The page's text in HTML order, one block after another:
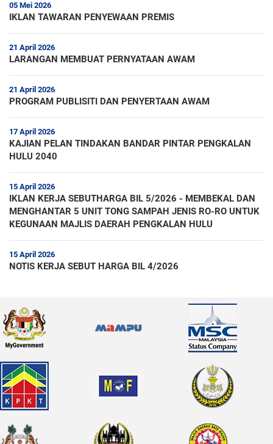
05 Mei 2026
IKLAN TAWARAN PENYEWAAN PREMIS
21 April 2026
LARANGAN MEMBUAT PERNYATAAN AWAM
21 April 2026
PROGRAM PUBLISITI DAN PENYERTAAN AWAM
17 April 2026
KAJIAN PELAN TINDAKAN BANDAR PINTAR PENGKALAN
HULU 2040
15 April 2026
IKLAN KERJA SEBUTHARGA BIL 5/2026 - MEMBEKAL DAN
MENGHANTAR 5 UNIT TONG SAMPAH JENIS RO-RO UNTUK
KEGUNAAN MAJLIS DAERAH PENGKALAN HULU
15 April 2026
NOTIS KERJA SEBUT HARGA BIL 4/2026